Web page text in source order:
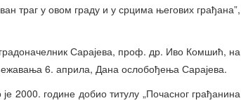
траг у овом граду и у срцима његових грађана”,
Сарајева, проф. др. Иво Комшић, на
6. априла, Дана ослобођења Сарајева.
2000. године добио титулу „Почасног грађанина